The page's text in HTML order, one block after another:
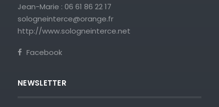
Jean-Marie : 06 61 86 22 17
sologneinterce@orange.fr
http://www.sologneinterce.net
Facebook
NEWSLETTER